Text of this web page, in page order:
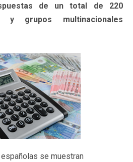
de un total de 220
y grupos multinacionales
se muestran